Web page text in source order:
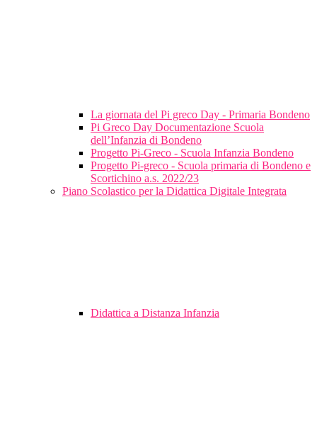
La giornata del Pi greco Day - Primaria Bondeno
Pi Greco Day Documentazione Scuola
dell’Infanzia di Bondeno
Progetto Pi-Greco - Scuola Infanzia Bondeno
Progetto Pi-greco - Scuola primaria di Bondeno e
Scortichino a.s. 2022/23
Piano Scolastico per la Didattica Digitale Integrata
Didattica a Distanza Infanzia